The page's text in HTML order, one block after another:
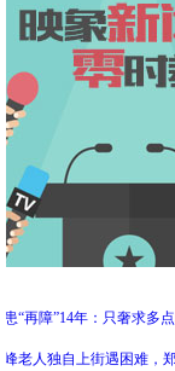
患“再障”14年：只奢求多
峰老人独自上街遇困难，